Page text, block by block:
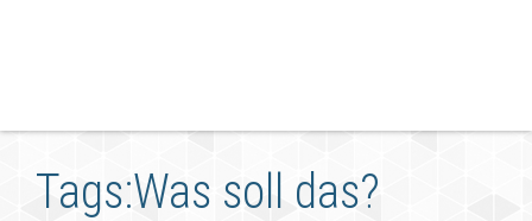
Tags:Was soll das?